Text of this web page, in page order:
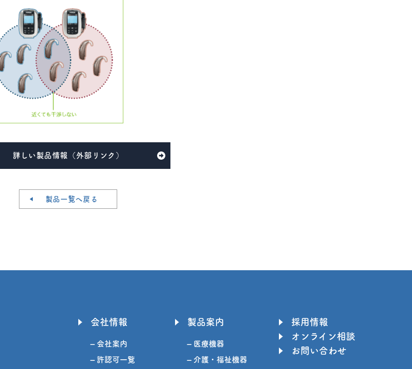
詳しい製品情報（外部リンク）
製品一覧へ戻る
会社情報
– 会社案内
– 許認可一覧
製品案内
– 医療機器
– 介護・福祉機器
採用情報
オンライン相談
お問い合わせ